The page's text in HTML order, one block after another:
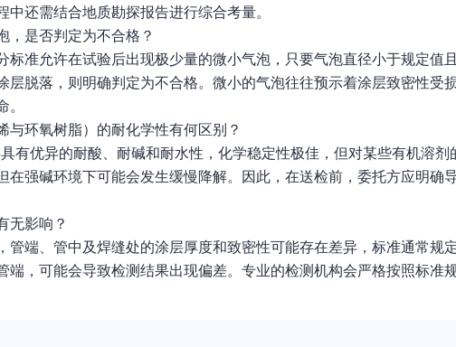
还需结合地质勘探报告进行综合考量。
，是否判定为不合格？
标准允许在试验后出现极少量的微小气泡，只要气泡直径小于规定值
层脱落，则明确判定为不合格。微小的气泡往往预示着涂层致密性受
。
与环氧树脂）的耐化学性有何区别？
有优异的耐酸、耐碱和耐水性，化学稳定性极佳，但对某些有机溶
在强碱环境下可能会发生缓慢降解。因此，在送检前，委托方应明确
无影响？
管端、管中及焊缝处的涂层厚度和致密性可能存在差异，标准通常规
端，可能会导致检测结果出现偏差。专业的检测机构会严格按照标准